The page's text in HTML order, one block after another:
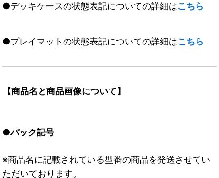
●デッキケースの状態表記についての詳細はこちら
●プレイマットの状態表記についての詳細はこちら
【商品名と商品画像について】
●パック記号
※商品名に記載されている型番の商品を発送させてい
ただいております。